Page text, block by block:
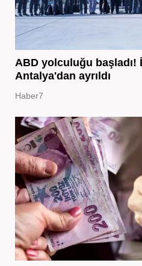
ABD yolculuğu başladı!
Antalya'dan ayrıldı
Haber7